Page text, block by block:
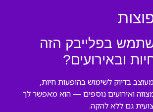
בפלייבק הזה
ובאירועים?
בדיוק לשימוש בהופעות חיות,
ואירועים נוספים — הוא מאפשר לך
גם ללא להקה.